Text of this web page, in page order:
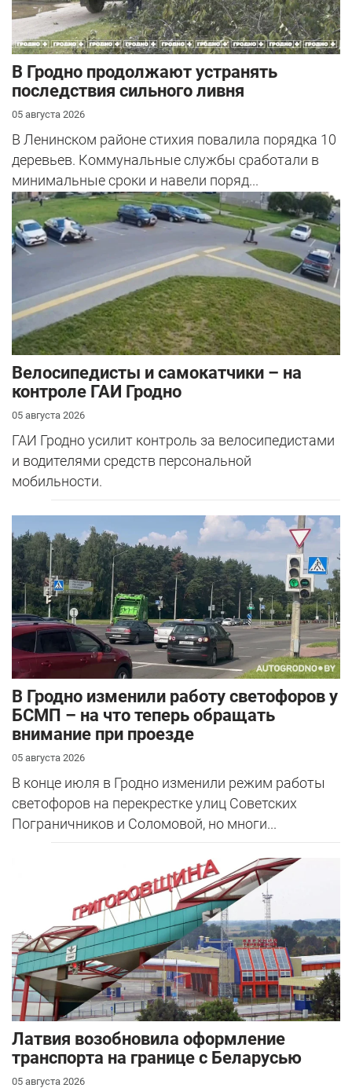
В Гродно продолжают устранять
последствия сильного ливня
05 августа 2026
В Ленинском районе стихия повалила порядка 10
деревьев. Коммунальные службы сработали в
минимальные сроки и навели поряд...
Велосипедисты и самокатчики – на
контроле ГАИ Гродно
05 августа 2026
ГАИ Гродно усилит контроль за велосипедистами
и водителями средств персональной
мобильности.
В Гродно изменили работу светофоров у
БСМП – на что теперь обращать
внимание при проезде
05 августа 2026
В конце июля в Гродно изменили режим работы
светофоров на перекрестке улиц Советских
Пограничников и Соломовой, но многи...
Латвия возобновила оформление
транспорта на границе с Беларусью
05 августа 2026